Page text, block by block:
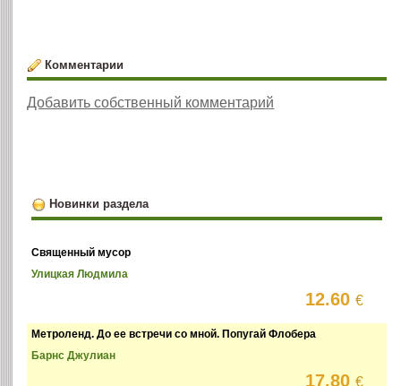
Комментарии
Добавить собственный комментарий
Новинки раздела
Священный мусор
Улицкая Людмила
12.60€
Метроленд. До ее встречи со мной. Попугай Флобера
Барнс Джулиан
17.80€